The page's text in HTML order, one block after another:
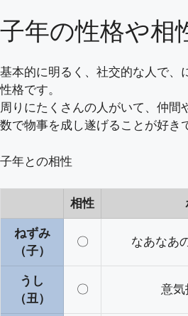
子年の性格や相
基本的に明るく、社交的な人で、
性格です。
周りにたくさんの人がいて、仲間
数で物事を成し遂げることが好き
子年との相性
相性
ねずみ
（子）
〇 なあなあ
うし
（丑）
〇 意気